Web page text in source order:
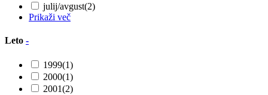
julij/avgust(2)
Prikaži več
Leto -
1999(1)
2000(1)
2001(2)